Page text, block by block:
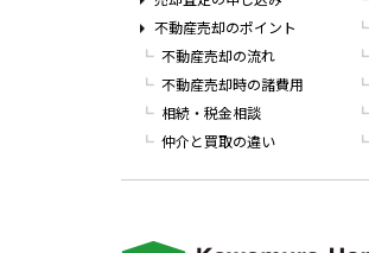
不動産売却のポイント
不動産売却の流れ
不動産売却時の諸費用
相続・税金相談
仲介と買取の違い